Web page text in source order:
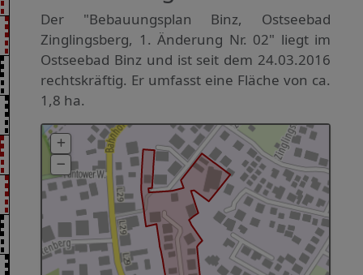
Der "Bebauungsplan Binz, Ostseebad
Zinglingsberg, 1. Änderung Nr. 02" liegt im
Ostseebad Binz und ist seit dem 24.03.2016
rechtskräftig. Er umfasst eine Fläche von ca.
1,8 ha.